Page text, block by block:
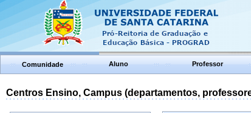
Comunidade Aluno Professor
Centros Ensino, Campus (departamentos,